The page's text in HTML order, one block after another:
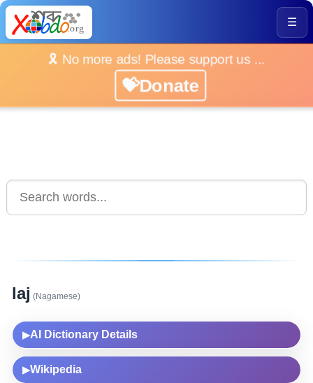
☰
🎗️ No more ads! Please support us ...
💝Donate
laj (Nagamese)
▶AI Dictionary Details
▶Wikipedia